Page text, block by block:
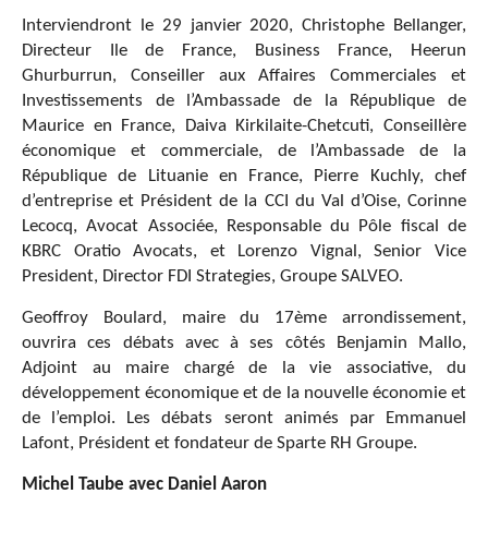
Interviendront le 29 janvier 2020,Christophe Bellanger,
Directeur Ile de France, Business France,
Heerun
Ghurburrun, Conseiller aux Affaires Commerciales et
Investissements de l’Ambassade de la République de
Maurice en France,
Daiva Kirkilaite-Chetcuti, Conseillère
économique et commerciale, de l’Ambassade de la
République de Lituanie en France, Pierre Kuchly, chef
d’entreprise et Président de la CCI du Val d’Oise, Corinne
Lecocq, Avocat Associée, Responsable du Pôle fiscal de
KBRC Oratio Avocats, et
Lorenzo Vignal , Senior Vice
President, Director FDI Strategies, Groupe SALVEO.
Geoffroy Boulard, maire du 17ème arrondissement,
ouvrira ces débats avec à ses côtés Benjamin Mallo,
Adjoint au maire chargé de la vie associative, du
développement économique et de la nouvelle économie et
de l’emploi. Les débats seront animés par Emmanuel
Lafont, Président et fondateur de Sparte RH Groupe.
Michel Taube avec Daniel Aaron